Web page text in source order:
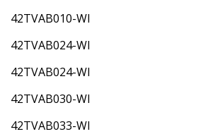
42TVAB010-WI
42TVAB024-WI
42TVAB024-WI
42TVAB030-WI
42TVAB033-WI